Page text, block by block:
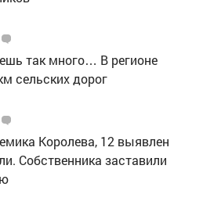
так много… В регионе
сельских дорог
Королева, 12 выявлен
Собственника заставили